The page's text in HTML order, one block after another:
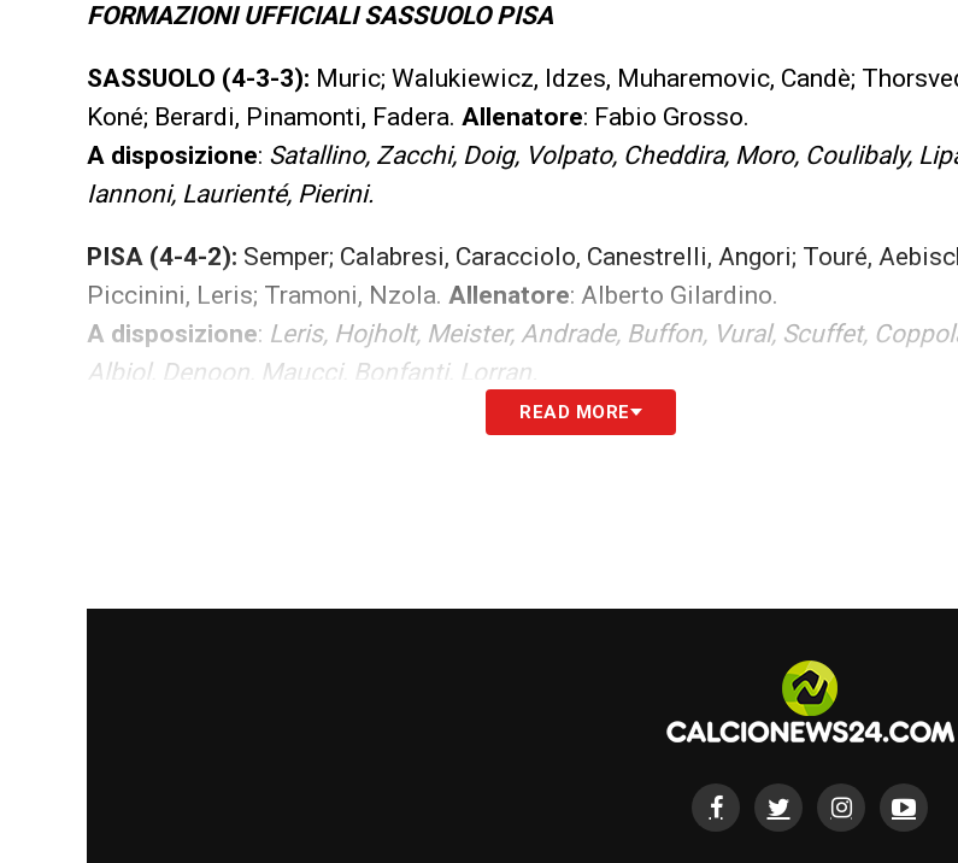
FORMAZIONI UFFICIALI SASSUOLO PISA
SASSUOLO (4-3-3): Muric; Walukiewicz, Idzes, Muharemovic, Candè;
Koné; Berardi, Pinamonti, Fadera. Allenatore: Fabio Grosso.
A disposizione: Satallino, Zacchi, Doig, Volpato, Cheddira, Moro, Coulibaly,
Iannoni, Laurienté, Pierini.
PISA (4-4-2): Semper; Calabresi, Caracciolo, Canestrelli, Angori; Touré,
Piccinini, Leris; Tramoni, Nzola. Allenatore: Alberto Gilardino.
A disposizione: Leris, Hojholt, Meister, Andrade, Buffon, Vural, Scuffet,
Albiol, Denoon, Maucci, Bonfanti, Lorran.
Partite oggi, stasera e domani: guida alla Diretta TV
READ MORE